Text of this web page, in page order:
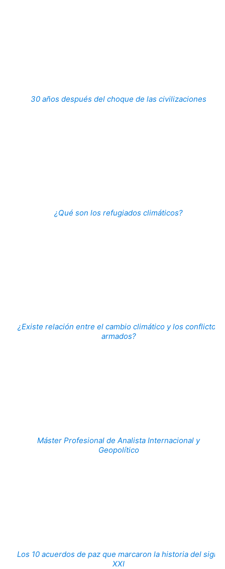
30 años después del choque de las civilizaciones
¿Qué son los refugiados climáticos?
¿Existe relación entre el cambio climático y los conflictos
armados?
Máster Profesional de Analista Internacional y
Geopolítico
Los 10 acuerdos de paz que marcaron la historia del siglo
XXI